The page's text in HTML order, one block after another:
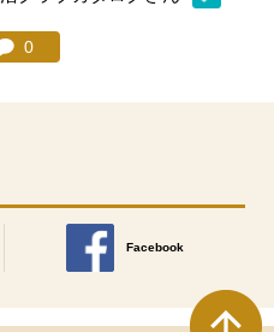
り登録：
録
コメント：
0
す。
Facebook